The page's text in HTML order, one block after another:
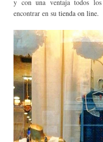
y con una ventaja todos
encontrar en su tienda on line.